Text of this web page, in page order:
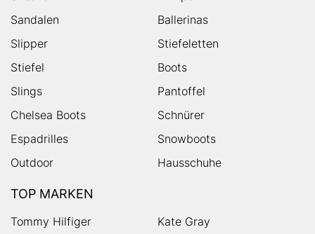
Sandalen
Ballerinas
Slipper
Stiefeletten
Stiefel
Boots
Slings
Pantoffel
Chelsea Boots
Schnürer
Espadrilles
Snowboots
Outdoor
Hausschuhe
TOP MARKEN
Tommy Hilfiger
Kate Gray